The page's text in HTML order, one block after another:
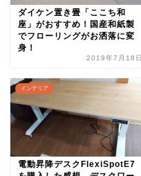
ダイケン置き畳「ここち和
座」がおすすめ！国産和紙製
でフローリングがお洒落に変
身！
2019年7月18日
インテリア
電動昇降デスクFlexiSpotE7